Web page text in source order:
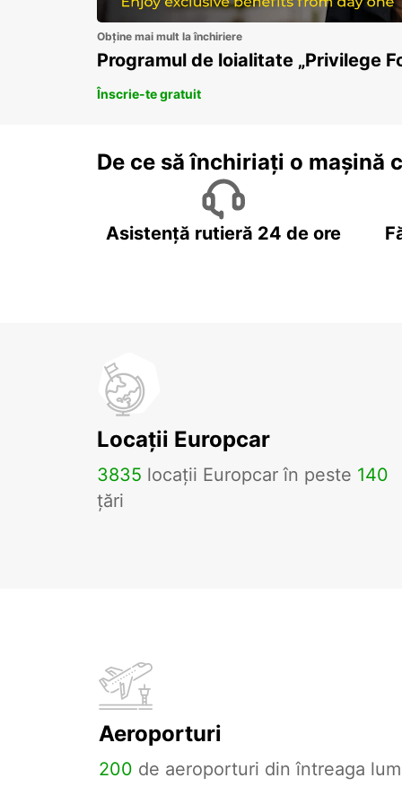
Obține mai mult la închiriere
Programul de loialitate „Privilege
Înscrie-te gratuit
De ce să închiriați o mașină
Asistență rutieră 24 de ore
Locații Europcar
3835 locații Europcar în peste 140
țări
Aeroporturi
200 de aeroporturi din întreaga